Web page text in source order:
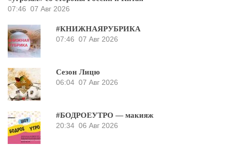
07:46 07 Авг 2026
#КНИЖНАЯРУБРИКА
07:46 07 Авг 2026
Сезон Лицю
06:04 07 Авг 2026
#БОДРОЕУТРО — макияж
20:34 06 Авг 2026